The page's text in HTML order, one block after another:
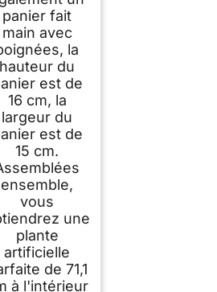
panier fait
main avec
la
hauteur du
est de
16 cm, la
largeur du
est de
15 cm.
ensemble,
vous
une
plante
artificielle
de 71,1
à l'intérieur